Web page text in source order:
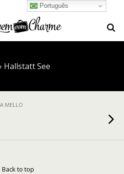
Hallstatt See
MELLO
Português
Back to top